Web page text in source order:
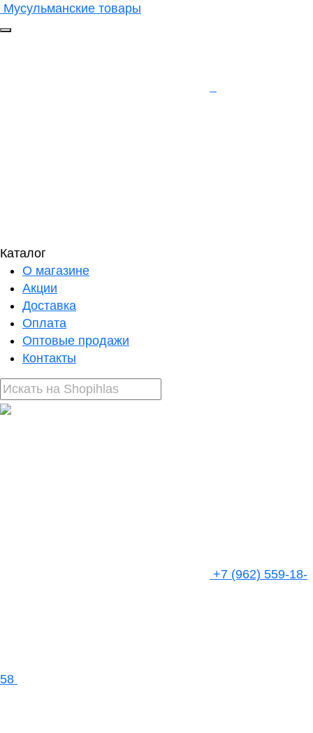
Мусульманские товары
Каталог
О магазине
Акции
Доставка
Оплата
Оптовые продажи
Контакты
+7 (962) 559-18-
58